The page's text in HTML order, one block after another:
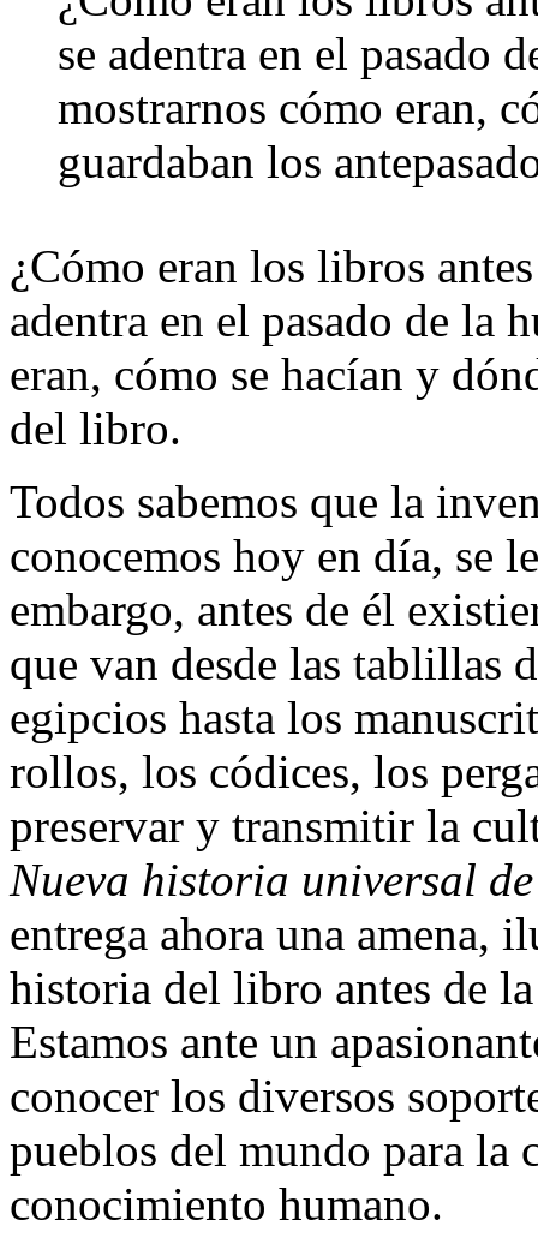
se adentra en el pasado
mostrarnos cómo eran,
guardaban los
¿Cómo eran los libros
adentra en el pasado de la
eran, cómo se hacían y
del libro.
Todos sabemos que la
conocemos hoy en día, se
embargo, antes de él
que van desde las tablillas
egipcios hasta los
rollos, los códices, los
preservar y transmitir la
Nueva historia universal
entrega ahora una amena,
historia del libro antes de
Estamos ante un
conocer los diversos
pueblos del mundo para la
conocimiento humano.